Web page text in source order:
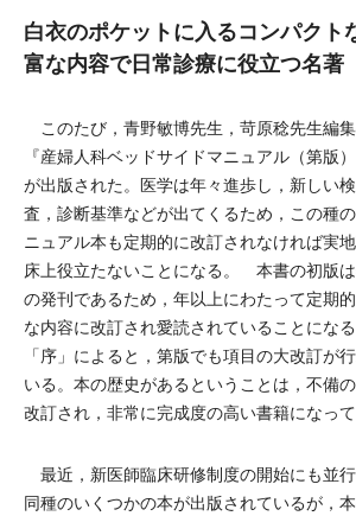
白衣のポケットに入るコンパクト
富な内容で日常診療に役立つ名著
このたび，青野敏博先生，苛原稔先生編
『産婦人科ベッドサイドマニュアル（第版）
が出版された。医学は年々進歩し，新しい検
査，診断基準などが出てくるため，この種
ニュアル本も定期的に改訂されなければ実
床上役立たないことになる。 本書の初版
の発刊であるため，年以上にわたって定期
な内容に改訂され愛読されていることになる
「序」によると，第版でも項目の大改訂が
いる。本の歴史があるということは，不備
改訂され，非常に完成度の高い書籍になって
最近，新医師臨床研修制度の開始にも並
同種のいくつかの本が出版されているが，